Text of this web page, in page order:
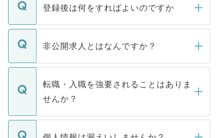
登録後は何をすればよいのですか
ご登録いただきましたら、弊社担当者がご
登録内容を確認し、その後メールもしくは
ます。通常、5営業日以内にはご連絡をせて
いただきますので、しばらくお待ちくださ
い。
非公開求人とはなんですか？
マイナビDOCTORで取り扱っている求人の
うち約3割は、Webサイトからご覧いただ
けない「非公開求人」です。非公開求人は
下記の理由によって、一般には公開してい
ません。
転職・入職を強要されることはありま
せんか？
転職・入職を強要することは一切ありませ
ん。また、仮に応募先から内定をいただい